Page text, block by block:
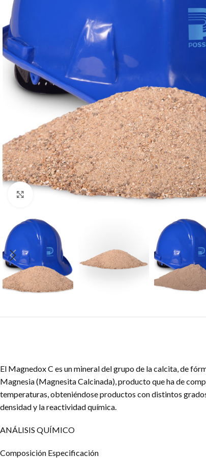
Click to enlarge
El Magnedox C es un mineral del grupo de la calcita, de
Magnesia (Magnesita Calcinada), producto que ha de
temperaturas, obteniéndose productos con distintos
densidad y la reactividad química.
ANÁLISIS QUÍMICO
Composición Especificación